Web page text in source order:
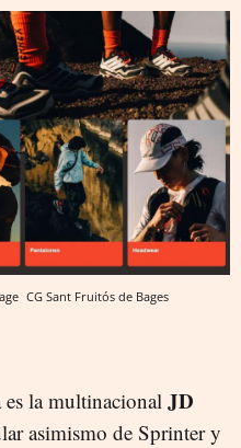
CG Sant Fruitós de Bages
la multinacional JD
asimismo de Sprinter y